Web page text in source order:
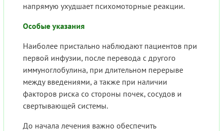
напрямую ухудшает психомоторные реакции.
Особые указания
Наиболее пристально наблюдают пациентов при
первой инфузии, после перевода с другого
иммуноглобулина, при длительном перерыве
между введениями, а также при наличии
факторов риска со стороны почек, сосудов и
свертывающей системы.
До начала лечения важно обеспечить